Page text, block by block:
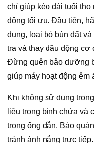
chỉ giúp kéo dài tuổi thọ
động tối ưu. Đầu tiên,
dụng, loại bỏ bùn đất
tra và thay dầu động cơ
Đừng quên bảo dưỡng
giúp máy hoạt động êm
Khi không sử dụng
liệu trong bình chứa và
trong ống dẫn. Bảo
tránh ánh nắng trực